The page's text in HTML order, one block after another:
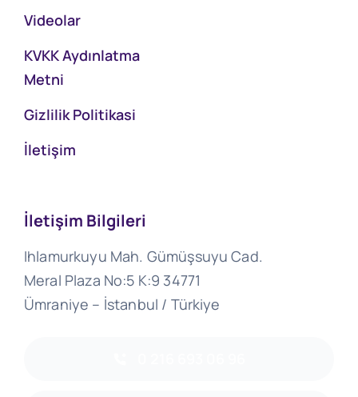
Videolar
KVKK Aydınlatma
Metni
Gizlilik Politikasi
İletişim
İletişim Bilgileri
Ihlamurkuyu Mah. Gümüşsuyu Cad.
Meral Plaza No:5 K:9 34771
Ümraniye – İstanbul / Türkiye